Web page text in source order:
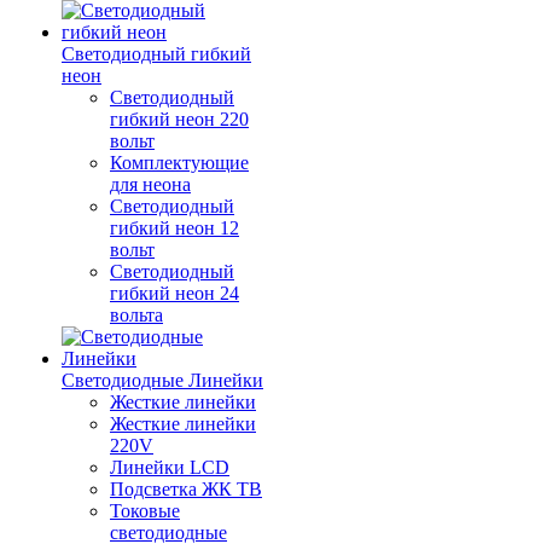
Светодиодный гибкий
неон
Светодиодный
гибкий неон 220
вольт
Комплектующие
для неона
Светодиодный
гибкий неон 12
вольт
Светодиодный
гибкий неон 24
вольта
Светодиодные Линейки
Жесткие линейки
Жесткие линейки
220V
Линейки LCD
Подсветка ЖК ТВ
Токовые
светодиодные